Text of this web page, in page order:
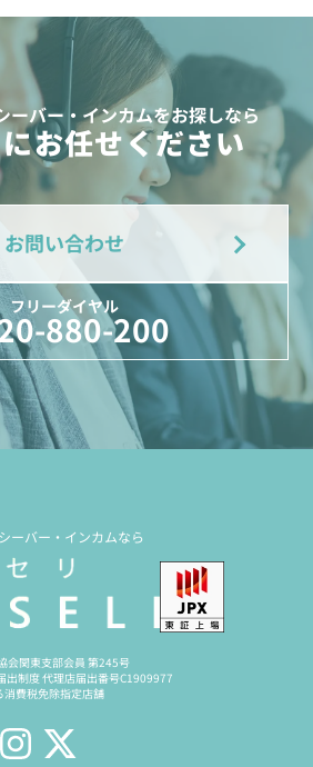
ーバー・インカムをお探しなら
お任せください
お問い合わせ
フリーダイヤル
880-200
ーバー・インカムなら
会関東支部会員 第245号
出制度 代理店届出番号C1909977
費税免除指定店舗